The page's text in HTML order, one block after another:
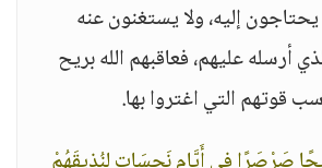
يحتاجون إليه، ولا يستغنون عنه
أرسله عليهم، فعاقبهم الله بريح
قوتهم التي اغتروا بها.